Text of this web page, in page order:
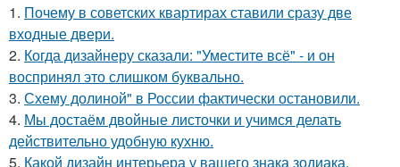
1. Почему в советских квартирах ставили сразу две
входные двери.
2. Когда дизайнеру сказали: "Уместите всё" - и он
воспринял это слишком буквально.
3. Схему долиной" в России фактически остановили.
4. Мы достаём двойные листочки и учимся делать
действительно удобную кухню.
5. Какой дизайн интерьера у вашего знака зодиака.